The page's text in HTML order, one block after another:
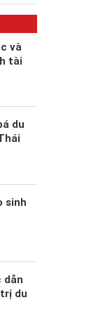
và
tài
du
sinh
dẫn
du